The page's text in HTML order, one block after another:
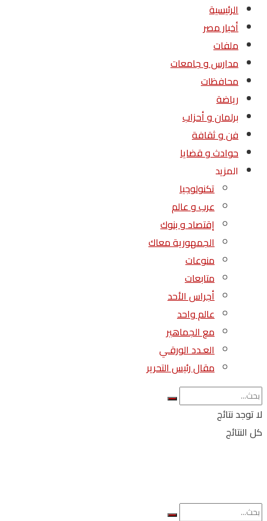
الرئيسية
أخبار مصر
ملفات
مدارس و جامعات
محافظات
رياضة
برلمان و أحزاب
فن و ثقافة
حوادث و قضايا
المزيد
تكنولوجيا
عرب و عالم
إقتصاد و بنوك
الجمهورية معاك
منوعات
متابعات
أجراس الأحد
عالم واحد
مع الجماهير
العـدد الورقـي
مقال رئيس التحرير
لا توجد نتائج
كل النتائج